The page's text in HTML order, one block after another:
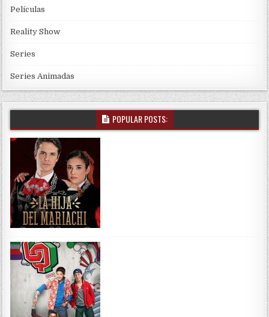
Películas
Reality Show
Series
Series Animadas
POPULAR POSTS: